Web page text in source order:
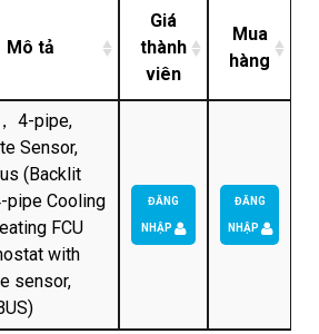
Mô tả
Giá
thành
viên
Mua
hàng
4-pipe,
Sensor,
(Backlit
pipe Cooling
FCU
with
sensor,
ĐĂNG
NHẬP
ĐĂNG
NHẬP